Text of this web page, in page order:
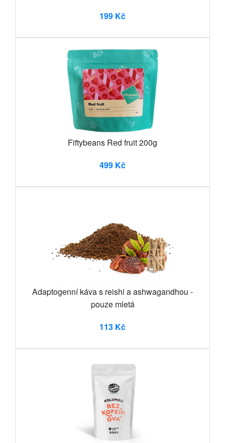
199 Kč
Fiftybeans Red fruit 200g
499 Kč
Adaptogenní káva s reishi a ashwagandhou -
pouze mletá
113 Kč